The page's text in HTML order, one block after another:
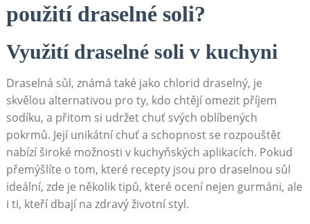
použití draselné soli?
Využití draselné soli v kuchyni
Draselná sůl, známá také jako chlorid draselný, je
skvělou alternativou pro ty, kdo chtějí omezit příjem
sodíku, a přitom si udržet chuť svých oblíbených
pokrmů. Její unikátní chuť a schopnost se rozpouštět
nabízí široké možnosti v kuchyňských aplikacích. Pokud
přemýšlíte o tom, které recepty jsou pro draselnou sůl
ideální, zde je několik tipů, které ocení nejen gurmáni, ale
i ti, kteří dbají na zdravý životní styl.